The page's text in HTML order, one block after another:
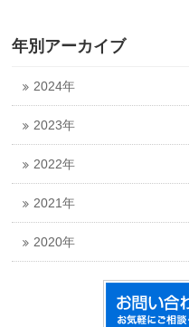
年別アーカイブ
2024年
2023年
2022年
2021年
2020年